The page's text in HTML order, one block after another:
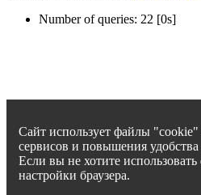
Сайт использует файлы
сервисов и повышения
Если вы не хотите
настройки браузера.
Number of queries: 22 [0s]